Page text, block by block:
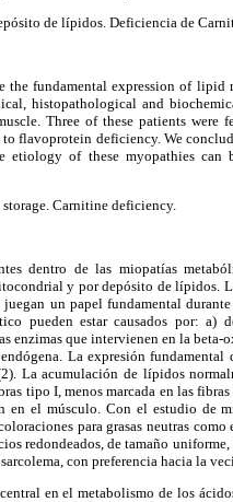
de lípidos. Deficiencia de
the fundamental expression of
histopathological and
Three of these patients
flavoprotein deficiency. We
etiology of these myopathies
Carnitine deficiency.
dentro de las miopatías
y por depósito de lípidos.
un papel fundamental
pueden estar causados por: a)
enzimas que intervienen en la
La expresión
La acumulación de lípidos
tipo I, menos marcada en las
en el músculo. Con el estudio de
para grasas neutras
redondeados, de tamaño
con preferencia hacia la
en el metabolismo de los